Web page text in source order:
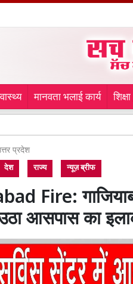
मानवता भलाई कार्य
प्रदेश
देश राज्य न्यूज़ ब्रीफ
Fire:
आसपास का